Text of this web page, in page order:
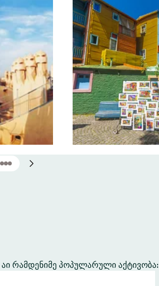
რამდენიმე პოპულარული აქტივობა: